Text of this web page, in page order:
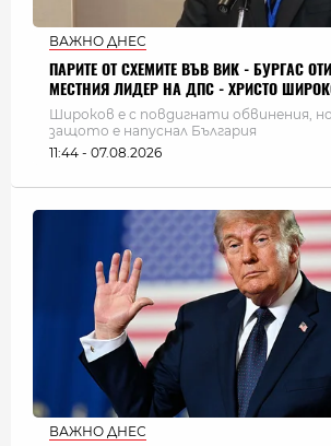
ВАЖНО ДНЕС
ПАРИТЕ ОТ СХЕМИТЕ ВЪВ ВИК - БУРГАС
МЕСТНИЯ ЛИДЕР НА ДПС - ХРИСТО
Широков е с повдигнати обвинения,
защото е напуснал България
11:44 - 07.08.2026
ВАЖНО ДНЕС